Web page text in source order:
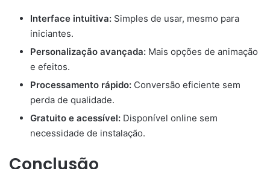
Interface intuitiva: Simples de usar, mesmo para
iniciantes.
Personalização avançada: Mais opções de animação
e efeitos.
Processamento rápido: Conversão eficiente sem
perda de qualidade.
Gratuito e acessível: Disponível online sem
necessidade de instalação.
Conclusão